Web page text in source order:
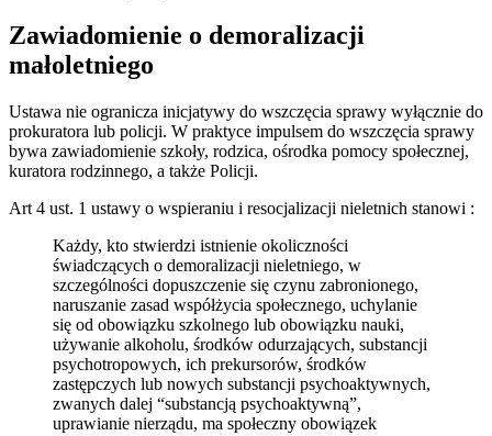
Zawiadomienie o demoralizacji
małoletniego
Ustawa nie ogranicza inicjatywy do wszczęcia sprawy wyłącznie do
prokuratora lub policji. W praktyce impulsem do wszczęcia sprawy
bywa zawiadomienie szkoły, rodzica, ośrodka pomocy społecznej,
kuratora rodzinnego, a także Policji.
Art 4 ust. 1 ustawy o wspieraniu i resocjalizacji nieletnich stanowi :
Każdy, kto stwierdzi istnienie okoliczności
świadczących o demoralizacji nieletniego, w
szczególności dopuszczenie się czynu zabronionego,
naruszanie zasad współżycia społecznego, uchylanie
się od obowiązku szkolnego lub obowiązku nauki,
używanie alkoholu, środków odurzających, substancji
psychotropowych, ich prekursorów, środków
zastępczych lub nowych substancji psychoaktywnych,
zwanych dalej “substancją psychoaktywną”,
uprawianie nierządu, ma społeczny obowiązek